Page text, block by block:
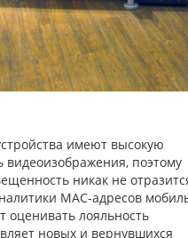
имеют высокую
видеоизображения, поэтому
никак не
MAC-адресов
оценивать лояльность
новых и вернувшихся